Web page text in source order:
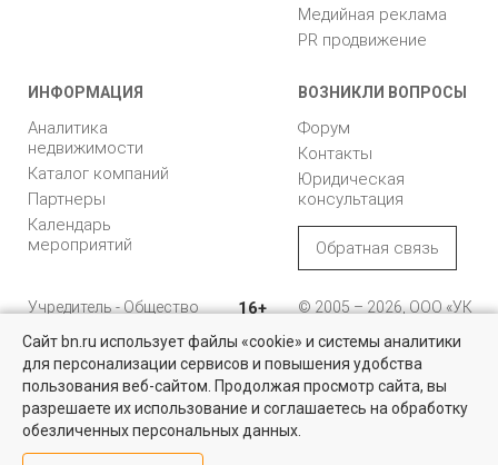
Найти квартиру - это просто!
Выбирайте среди 14 тысяч проверенных вариантов на вторичом
рынке жилья на портале BN.ru
Медийная реклама
PR продвижение
ИНФОРМАЦИЯ
Аналитика
недвижимости
Каталог компаний
Партнеры
Календарь
мероприятий
ВОЗНИКЛИ ВОПРОСЫ
Форум
Контакты
Юридическая
консультация
Обратная связь
Учредитель - Общество
ответственностью
"Управляющая
компания "Бюллетень
недвижимости"
16+
© 2005 – 2026, ООО «УК
196105, Санкт-
Петербург, пр. Юрия
Гагарина, 1
8 (812) 331-93-56
Сайт bn.ru использует файлы «cookie» и системы аналитики
для персонализации сервисов и повышения удобства
пользования веб-сайтом. Продолжая просмотр сайта, вы
разрешаете их использование и соглашаетесь на обработку
обезличенных персональных данных.